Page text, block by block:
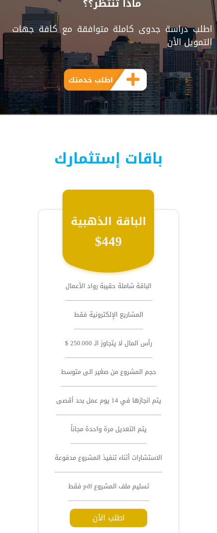
اطلب دراسة جدوى كاملة متوافقة مع كافة جهات
التمويل الأن
اطلب خدمتك
باقات إستثمارك
الباقة الذهبية
$449
الباقة شاملة حقيبة رواد الأعمال
المشاريع الإلكترونية فقط
رأس المال لا يتجاوز الـ 250.000 $
حجم المشروع من صغير الى متوسط
يتم انجازها في 14 يوم عمل بحد أقصى
يتم التعديل مرة واحدة مجاناً
الاستشارات أثناء تنفيذ المشروع مدفوعة
تسليم ملف المشروع pdf فقط
اطلب الأن